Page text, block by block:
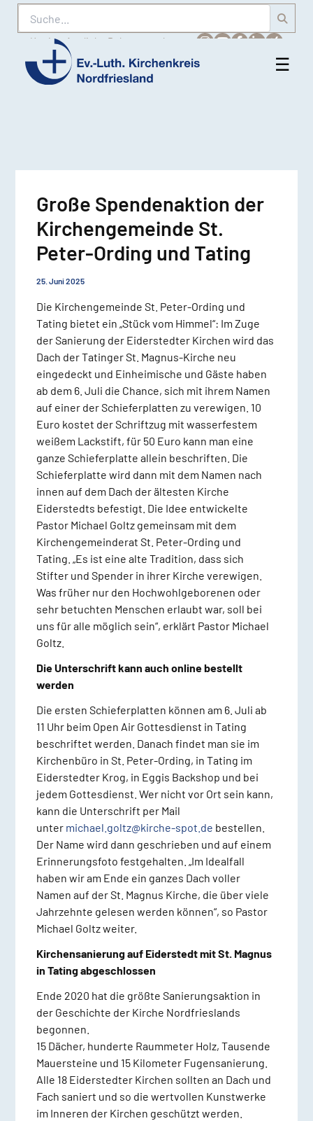
Suche
Karriere Amtliche Bekanntmachungen
Ev.-
☰
Große Spendenaktion der
Kirchengemeinde St.
Peter-Ording und Tating
25. Juni 2025
Die Kirchengemeinde St. Peter-Ording und
Tating bietet ein „Stück vom Himmel“: Im Zuge
der Sanierung der Eiderstedter Kirchen wird das
Dach der Tatinger St. Magnus-Kirche neu
eingedeckt und Einheimische und Gäste haben
ab dem 6. Juli die Chance, sich mit ihrem Namen
auf einer der Schieferplatten zu verewigen. 10
Euro kostet der Schriftzug mit wasserfestem
weißem Lackstift, für 50 Euro kann man eine
ganze Schieferplatte allein beschriften. Die
Schieferplatte wird dann mit dem Namen nach
innen auf dem Dach der ältesten Kirche
Eiderstedts befestigt. Die Idee entwickelte
Pastor Michael Goltz gemeinsam mit dem
Kirchengemeinderat St. Peter-Ording und
Tating. „Es ist eine alte Tradition, dass sich
Stifter und Spender in ihrer Kirche verewigen.
Was früher nur den Hochwohlgeborenen oder
sehr betuchten Menschen erlaubt war, soll bei
uns für alle möglich sein“, erklärt Pastor Michael
Goltz.
Die Unterschrift kann auch online bestellt
werden
Die ersten Schieferplatten können am 6. Juli ab
11 Uhr beim Open Air Gottesdienst in Tating
beschriftet werden. Danach findet man sie im
Kirchenbüro in St. Peter-Ording, in Tating im
Eiderstedter Krog, in Eggis Backshop und bei
jedem Gottesdienst. Wer nicht vor Ort sein kann,
kann die Unterschrift per Mail
unter michael.goltz@kirche-spot.de bestellen.
Der Name wird dann geschrieben und auf einem
Erinnerungsfoto festgehalten. „Im Idealfall
haben wir am Ende ein ganzes Dach voller
Namen auf der St. Magnus Kirche, die über viele
Jahrzehnte gelesen werden können“, so Pastor
Michael Goltz weiter.
Kirchensanierung auf Eiderstedt mit St. Magnus
in Tating abgeschlossen
Ende 2020 hat die größte Sanierungsaktion in
der Geschichte der Kirche Nordfrieslands
begonnen.
15 Dächer, hunderte Raummeter Holz, Tausende
Mauersteine und 15 Kilometer Fugensanierung.
Alle 18 Eiderstedter Kirchen sollten an Dach und
Fach saniert und so die wertvollen Kunstwerke
im Inneren der Kirchen geschützt werden.